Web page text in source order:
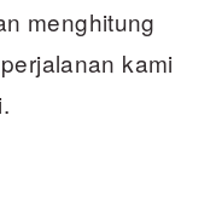
menghitung
kami